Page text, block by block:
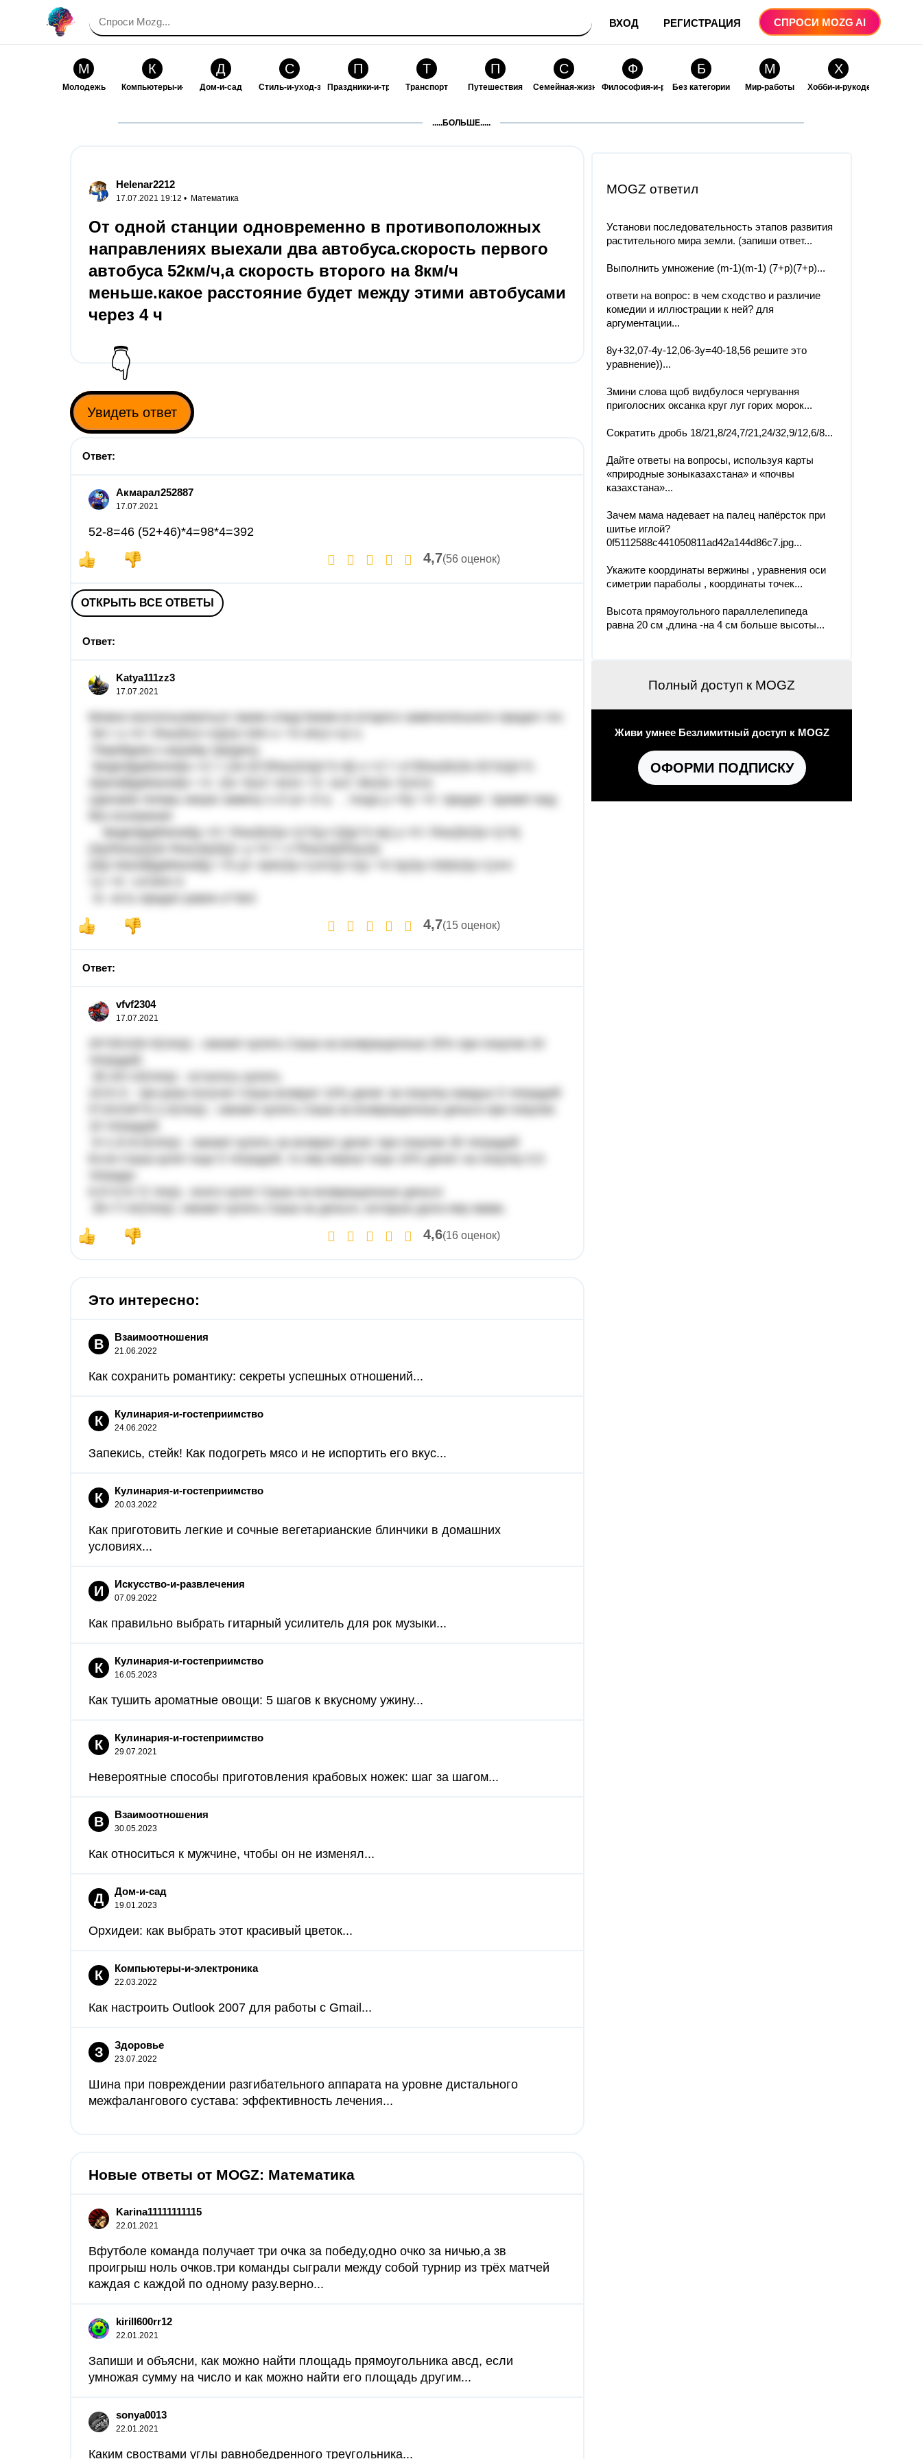
ВХОД РЕГИСТРАЦИЯ СПРОСИ MOZG AI
М
Молодежь
К
Компьютеры-и-электроника
Д
Дом-и-сад
С
Стиль-и-уход-за-собой
П
Праздники-и-традиции
Т
Транспорт
П
Путешествия
С
Семейная-жизнь
Ф
Философия-и-религия
Б
Без категории
М
Мир-работы
Х
Хобби-и-рукоделие
.....БОЛЬШЕ.....
Helenar2212
17.07.2021 19:12 • Математика
От одной станции одновременно в противоположных
направлениях выехали два автобуса.скорость первого
автобуса 52км/ч,а скорость второго на 8км/ч
меньше.какое расстояние будет между этими автобусами
через 4 ч
👇
Увидеть ответ
Ответ:
Акмарал252887
17.07.2021
52-8=46 (52+46)*4=98*4=392
4,7(56 оценок)
ОТКРЫТЬ ВСЕ ОТВЕТЫ
Ответ:
Katya111zz3
17.07.2021
Можно воспользоваться таким следствием из второго замечательного предел что
Перейдем к нашему пределу
сделаем теперь некую замену x-2=yx−2=y , тогда y->0y−>0 предел примет вид
то есть предел равен e^3e3
4,7(15 оценок)
Ответ:
vfvf2304
17.07.2021
20*25/100=5(тетр) - сможет купить Саша на возвращенные 25% при покупке 20
тетрадей.
15:5=3 - три раза получит Саша возврат 10% денег за покупку каждых 5 тетрадей
15 тетрадей.
5+1,5=6,5(тетр) - сможет купить за возврат денег при покупке 35 тетрадей
Если Саша купит еще 5 тетрадей, то ему вернут еще 10% денег на покупку 0,5
тетради:
6,5+0,5=7( тетр).- всего купит Саша на возвращенные деньги
35+7=42(тетр)- сможет купить Саша на деньги, которые дала ему мама.
4,6(16 оценок)
Это интересно:
В Взаимоотношения
21.06.2022
Как сохранить романтику: секреты успешных отношений...
К Кулинария-и-гостеприимство
24.06.2022
Запекись, стейк! Как подогреть мясо и не испортить его вкус...
К Кулинария-и-гостеприимство
20.03.2022
Как приготовить легкие и сочные вегетарианские блинчики в домашних
условиях...
И Искусство-и-развлечения
07.09.2022
Как правильно выбрать гитарный усилитель для рок музыки...
К Кулинария-и-гостеприимство
16.05.2023
Как тушить ароматные овощи: 5 шагов к вкусному ужину...
К Кулинария-и-гостеприимство
29.07.2021
Невероятные способы приготовления крабовых ножек: шаг за шагом...
В Взаимоотношения
30.05.2023
Как относиться к мужчине, чтобы он не изменял...
Д Дом-и-сад
19.01.2023
Орхидеи: как выбрать этот красивый цветок...
К Компьютеры-и-электроника
22.03.2022
Как настроить Outlook 2007 для работы с Gmail...
З Здоровье
23.07.2022
Шина при повреждении разгибательного аппарата на уровне дистального
межфалангового сустава: эффективность лечения...
Новые ответы от MOGZ: Математика
Karina11111111115
22.01.2021
Вфутболе команда получает три очка за победу,одно очко за ничью,а зв
проигрыш ноль очков.три команды сыграли между собой турнир из трёх матчей
каждая с каждой по одному разу.верно...
kirill600rr12
22.01.2021
Запиши и объясни, как можно найти площадь прямоугольника авсд, если
умножая сумму на число и как можно найти его площадь другим...
sonya0013
22.01.2021
Каким своствами углы равнобедренного треугольника...
MOGZ ответил
Установи последовательность этапов развития
растительного мира земли. (запиши ответ...
Выполнить умножение (m-1)(m-1) (7+p)(7+p)...
ответи на вопрос: в чем сходство и различие
комедии и иллюстрации к ней? для
аргументации...
8у+32,07-4у-12,06-3у=40-18,56 решите это
уравнение))...
Змини слова щоб видбулося чергування
приголосних оксанка круг луг горих морок...
Сократить дробь 18/21,8/24,7/21,24/32,9/12,6/8...
Дайте ответы на вопросы, используя карты
«природные зоныказахстана» и «почвы
казахстана»...
Зачем мама надевает на палец напёрсток при
шитье иглой?
0f5112588c441050811ad42a144d86c7.jpg...
Укажите координаты вержины , уравнения оси
симетрии параболы , координаты точек...
Высота прямоугольного параллелепипеда
равна 20 см ,длина -на 4 см больше высоты...
Полный доступ к MOGZ
Живи умнее Безлимитный доступ к MOGZ
ОФОРМИ ПОДПИСКУ